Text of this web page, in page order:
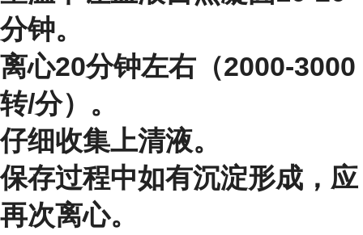
分钟。
离心20分钟左右（2000-3000
转/分）。
仔细收集上清液。
保存过程中如有沉淀形成，应
再次离心。